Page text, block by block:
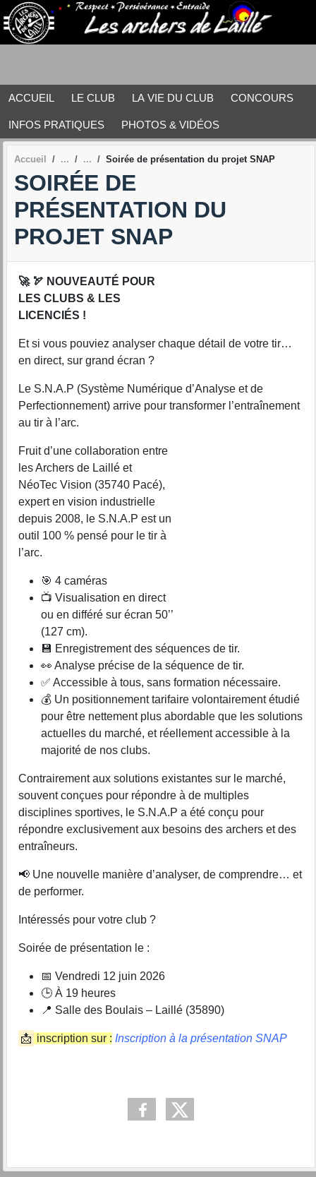
ACCUEIL LE CLUB LA VIE DU CLUB CONCOURS
INFOS PRATIQUES PHOTOS & VIDÉOS
Accueil Soirée de présentation du projet SNAP
SOIRÉE DE
PRÉSENTATION DU
PROJET SNAP
🚀 🏹 NOUVEAUTÉ POUR
LES CLUBS & LES
LICENCIÉS !
Et si vous pouviez analyser chaque détail de votre tir…
en direct, sur grand écran ?
Le S.N.A.P (Système Numérique d’Analyse et de
Perfectionnement) arrive pour transformer l’entraînement
au tir à l’arc.
Fruit d’une collaboration entre
les Archers de Laillé et
NéoTec Vision (35740 Pacé),
expert en vision industrielle
depuis 2008, le S.N.A.P est un
outil 100 % pensé pour le tir à
l’arc.
🎯 4 caméras
📺 Visualisation en direct
ou en différé sur écran 50’’
(127 cm).
💾 Enregistrement des séquences de tir.
👀 Analyse précise de la séquence de tir.
✅ Accessible à tous, sans formation nécessaire.
💰 Un positionnement tarifaire volontairement étudié
pour être nettement plus abordable que les solutions
actuelles du marché, et réellement accessible à la
majorité de nos clubs.
Contrairement aux solutions existantes sur le marché,
souvent conçues pour répondre à de multiples
disciplines sportives, le S.N.A.P a été conçu pour
répondre exclusivement aux besoins des archers et des
entraîneurs.
📢 Une nouvelle manière d’analyser, de comprendre… et
de performer.
Intéressés pour votre club ?
Soirée de présentation le :
📅 Vendredi 12 juin 2026
🕒 À 19 heures
📍 Salle des Boulais – Laillé (35890)
📩 inscription sur : Inscription à la présentation SNAP
Panneau de gestion des cookies